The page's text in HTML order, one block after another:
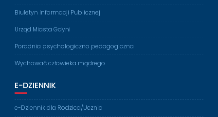
Biuletyn Informacji Publicznej
Urząd Miasta Gdyni
Poradnia psychologiczno pedagogiczna
Wychować człowieka mądrego
E-DZIENNIK
e-Dziennik dla Rodzica/Ucznia